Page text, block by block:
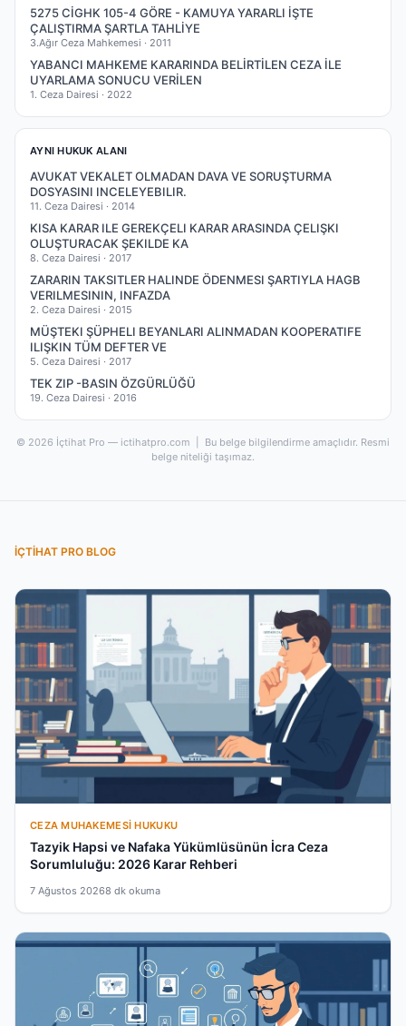
5275 CİGHK 105-4 GÖRE - KAMUYA YARARLI İŞTE
ÇALIŞTIRMA ŞARTLA TAHLİYE
3.Ağır Ceza Mahkemesi · 2011
YABANCI MAHKEME KARARINDA BELİRTİLEN CEZA İLE
UYARLAMA SONUCU VERİLEN
1. Ceza Dairesi · 2022
AYNI HUKUK ALANI
AVUKAT VEKALET OLMADAN DAVA VE SORUŞTURMA
DOSYASINI INCELEYEBILIR.
11. Ceza Dairesi · 2014
KISA KARAR ILE GEREKÇELI KARAR ARASINDA ÇELIŞKI
OLUŞTURACAK ŞEKILDE KA
8. Ceza Dairesi · 2017
ZARARIN TAKSITLER HALINDE ÖDENMESI ŞARTIYLA HAGB
VERILMESININ, INFAZDA
2. Ceza Dairesi · 2015
MÜŞTEKI ŞÜPHELI BEYANLARI ALINMADAN KOOPERATIFE
ILIŞKIN TÜM DEFTER VE
5. Ceza Dairesi · 2017
TEK ZIP -BASIN ÖZGÜRLÜĞÜ
19. Ceza Dairesi · 2016
© 2026 İçtihat Pro — ictihatpro.com | Bu belge bilgilendirme amaçlıdır. Resmi
belge niteliği taşımaz.
İÇTIHAT PRO BLOG
CEZA MUHAKEMESI HUKUKU
Tazyik Hapsi ve Nafaka Yükümlüsünün İcra Ceza
Sorumluluğu: 2026 Karar Rehberi
7 Ağustos 20268 dk okuma